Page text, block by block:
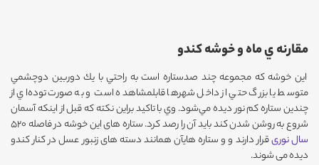
مقارنه ي ماه و خوشه كندو
اين خوشه كه مجموعه چند صدستاره است به راحتي با يك دوربين دوچشمي
متوسط يا بزرگ حتي از داخل شهرها قابلمشاهده است و به صورت توده‌اي از
چندين ستاره كم نور ديده مي‌شود. وي با تاكيد براين نكته كه قبل از اينكه آسمان
شروع به روشن شدن كند بايد آن را رصد كرد. ستاره های این خوشه در فاصله ۵۲۰
سال نوریقرار دارند و و ستاره هایآن همانند دسته های زنبور عسل در کنار کندو
دیده می شوند.